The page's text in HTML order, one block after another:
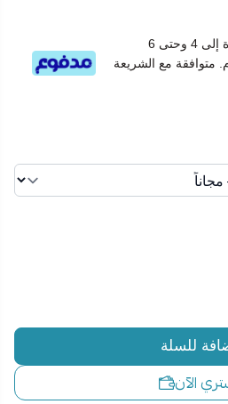
قسم دفعاتك بطريقة ميسرة إلى 4 وحتى 6
متوافقة مع الشريعة
للسلة
الآن